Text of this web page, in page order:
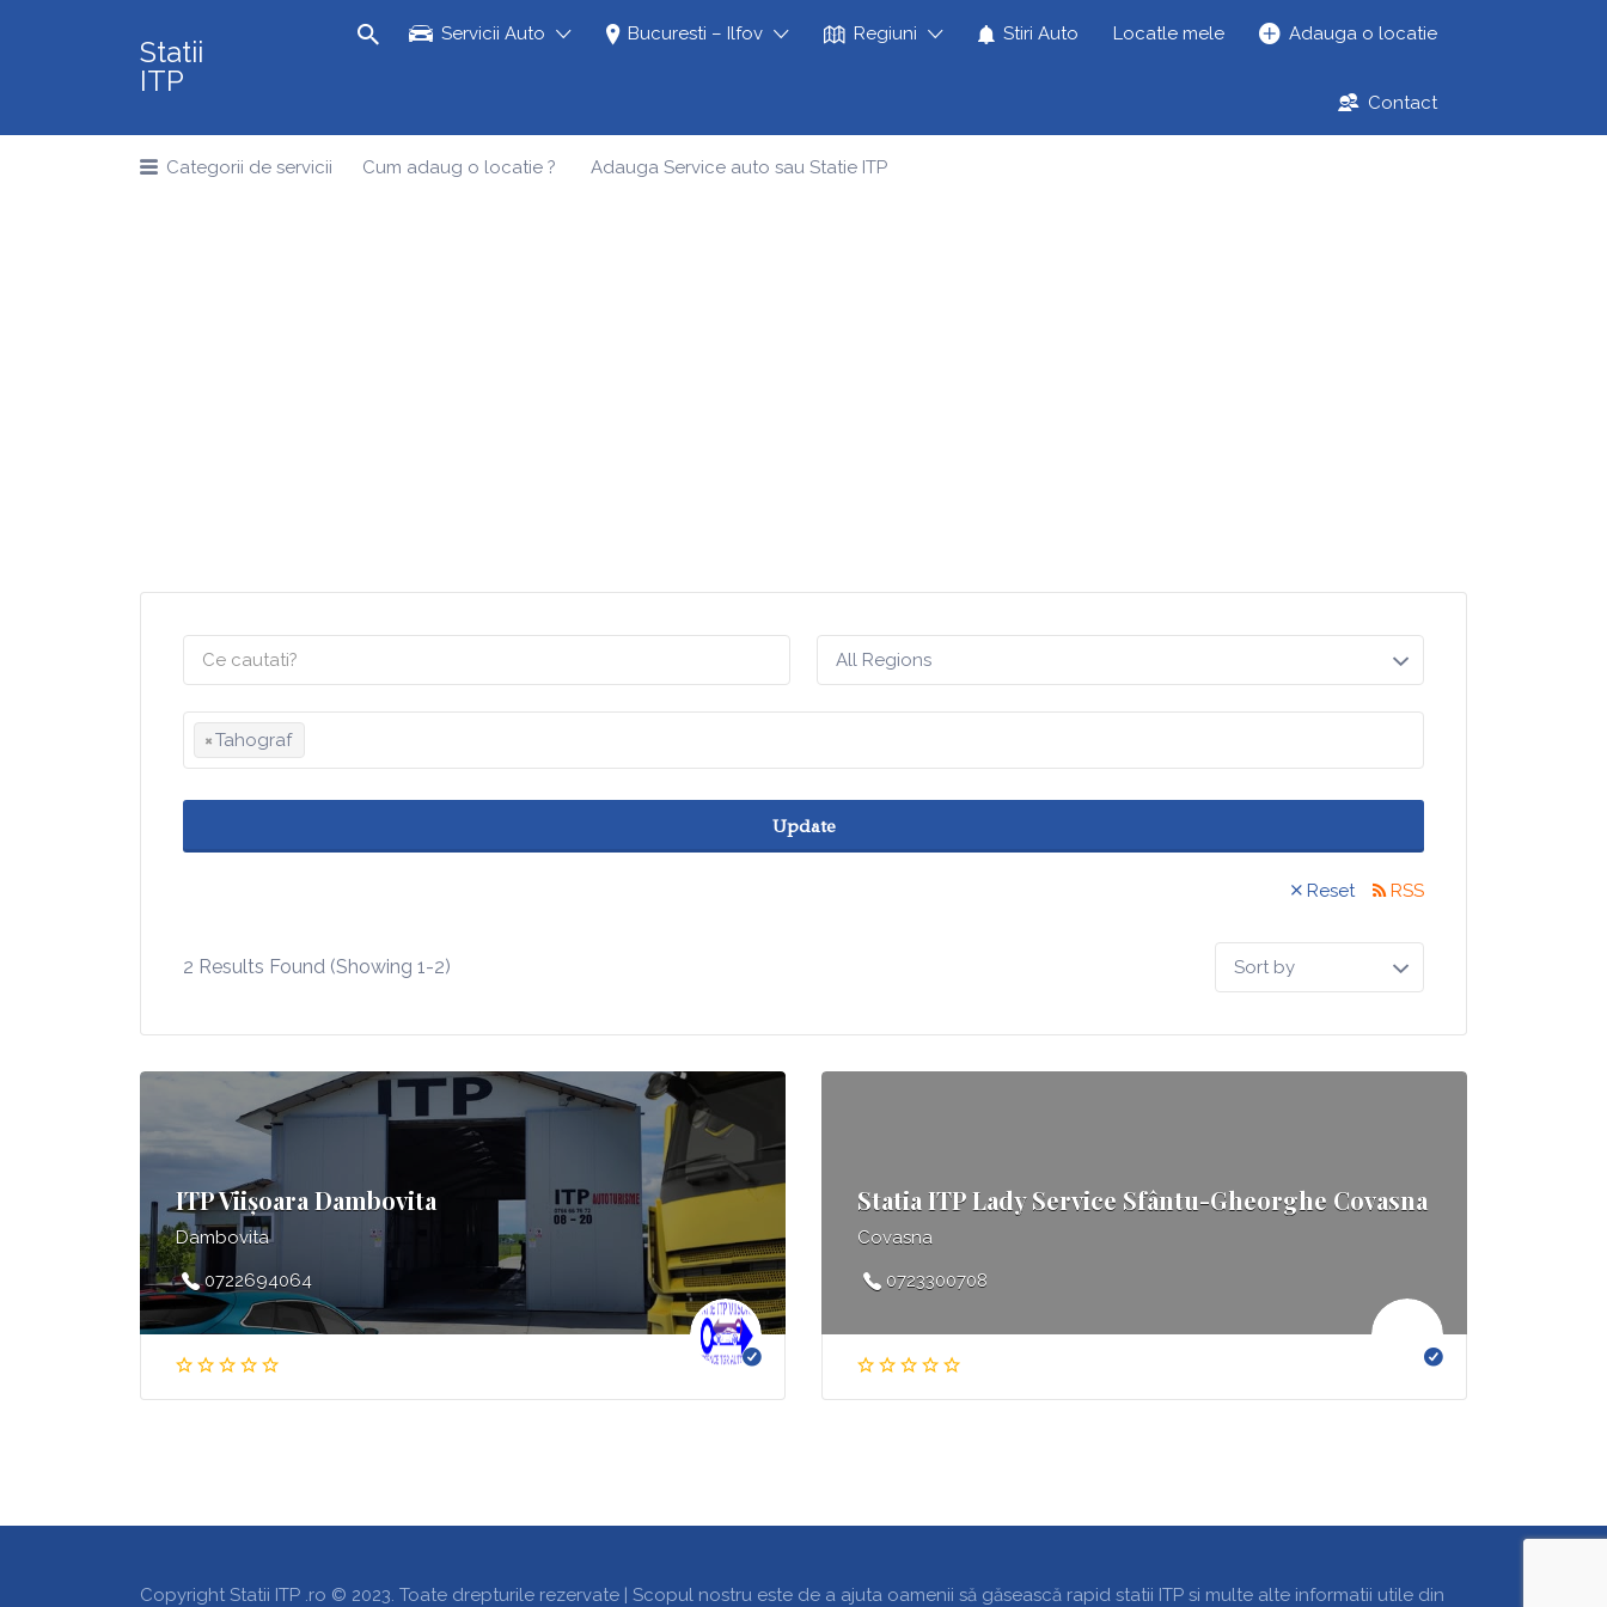
Statii
ITP
Servicii Auto Bucuresti – Ilfov Regiuni Stiri Auto Locatle mele Adauga o locatie
Contact
for:
Categorii de servicii Cum adaug o locatie ? Adauga Service auto sau Statie ITP
All Regions
×Tahograf
Update
Reset RSS
2 Results Found (Showing 1-2)
Sort
by:
ITP Viișoara Dambovita
Dambovita
0722694064
Statia ITP Lady Service Sfântu-Gheorghe Covasna
Covasna
0723300708
Copyright Statii ITP .ro © 2023. Toate drepturile rezervate | Scopul nostru este de a ajuta oamenii să găsească rapid statii ITP si multe alte informatii utile din